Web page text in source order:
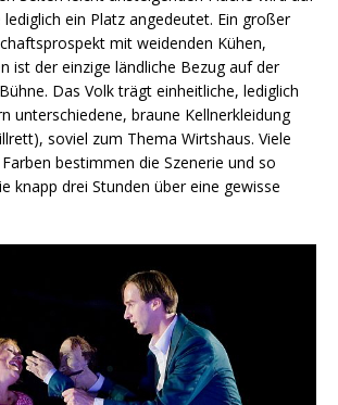
ein Platz angedeutet. Ein großer
mit weidenden Kühen,
ist der einzige ländliche Bezug auf der
Das Volk trägt einheitliche, lediglich
unterschiedene, braune Kellnerkleidung
soviel zum Thema Wirtshaus. Viele
bestimmen die Szenerie und so
knapp drei Stunden über eine gewisse